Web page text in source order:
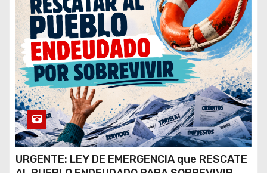
URGENTE: LEY DE EMERGENCIA que RESCATE